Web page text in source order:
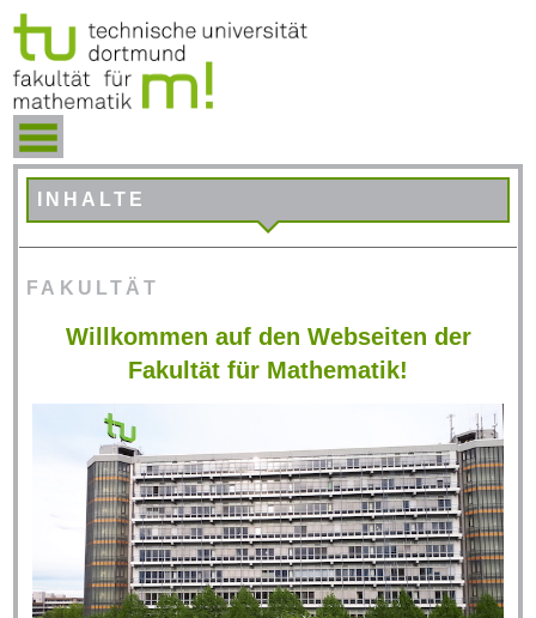
INHALTE
FAKULTÄT
Willkommen auf den Webseiten der
Fakultät für Mathematik!